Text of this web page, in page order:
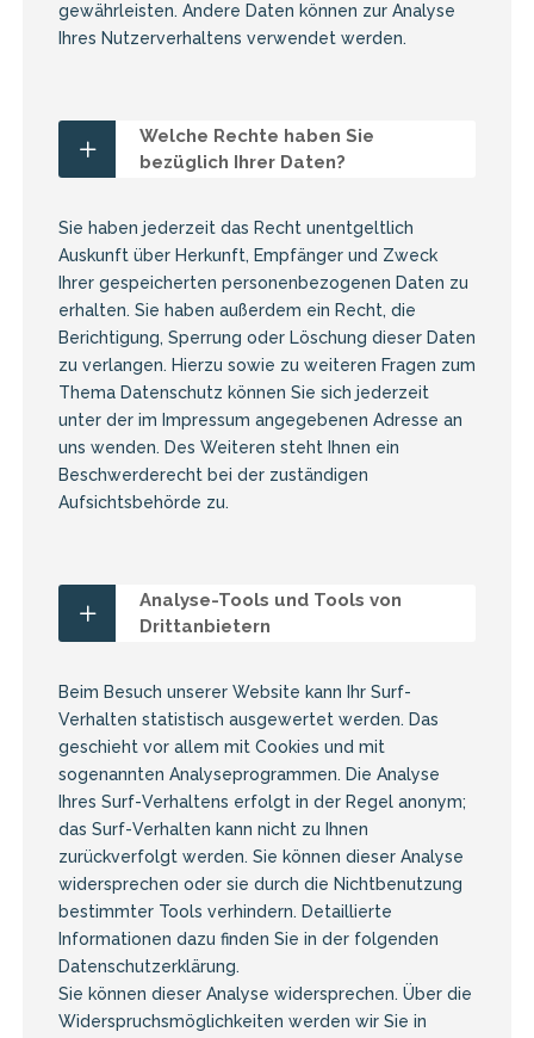
gewährleisten. Andere Daten können zur Analyse
Ihres Nutzerverhaltens verwendet werden.
Welche Rechte haben Sie
bezüglich Ihrer Daten?
Sie haben jederzeit das Recht unentgeltlich
Auskunft über Herkunft, Empfänger und Zweck
Ihrer gespeicherten personenbezogenen Daten zu
erhalten. Sie haben außerdem ein Recht, die
Berichtigung, Sperrung oder Löschung dieser Daten
zu verlangen. Hierzu sowie zu weiteren Fragen zum
Thema Datenschutz können Sie sich jederzeit
unter der im Impressum angegebenen Adresse an
uns wenden. Des Weiteren steht Ihnen ein
Beschwerderecht bei der zuständigen
Aufsichtsbehörde zu.
Analyse-Tools und Tools von
Drittanbietern
Beim Besuch unserer Website kann Ihr Surf-
Verhalten statistisch ausgewertet werden. Das
geschieht vor allem mit Cookies und mit
sogenannten Analyseprogrammen. Die Analyse
Ihres Surf-Verhaltens erfolgt in der Regel anonym;
das Surf-Verhalten kann nicht zu Ihnen
zurückverfolgt werden. Sie können dieser Analyse
widersprechen oder sie durch die Nichtbenutzung
bestimmter Tools verhindern. Detaillierte
Informationen dazu finden Sie in der folgenden
Datenschutzerklärung.
Sie können dieser Analyse widersprechen. Über die
Widerspruchsmöglichkeiten werden wir Sie in